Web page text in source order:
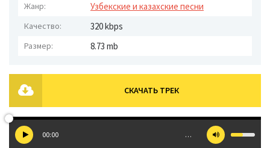
Жанр: Узбекские и казахские песни
Качество: 320 kbps
Размер: 8.73 mb
СКАЧАТЬ ТРЕК
00:00 …